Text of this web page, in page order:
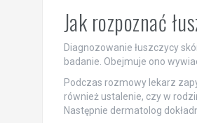
Jak rozpoznać
Diagnozowanie łuszczycy
badanie. Obejmuje ono
Podczas rozmowy lekarz
również ustalenie, czy w
Następnie dermatolog